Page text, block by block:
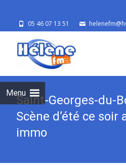
05 46 07 13 51
Menu
Saint-Georges-du-
Scène d’été ce soir
immo